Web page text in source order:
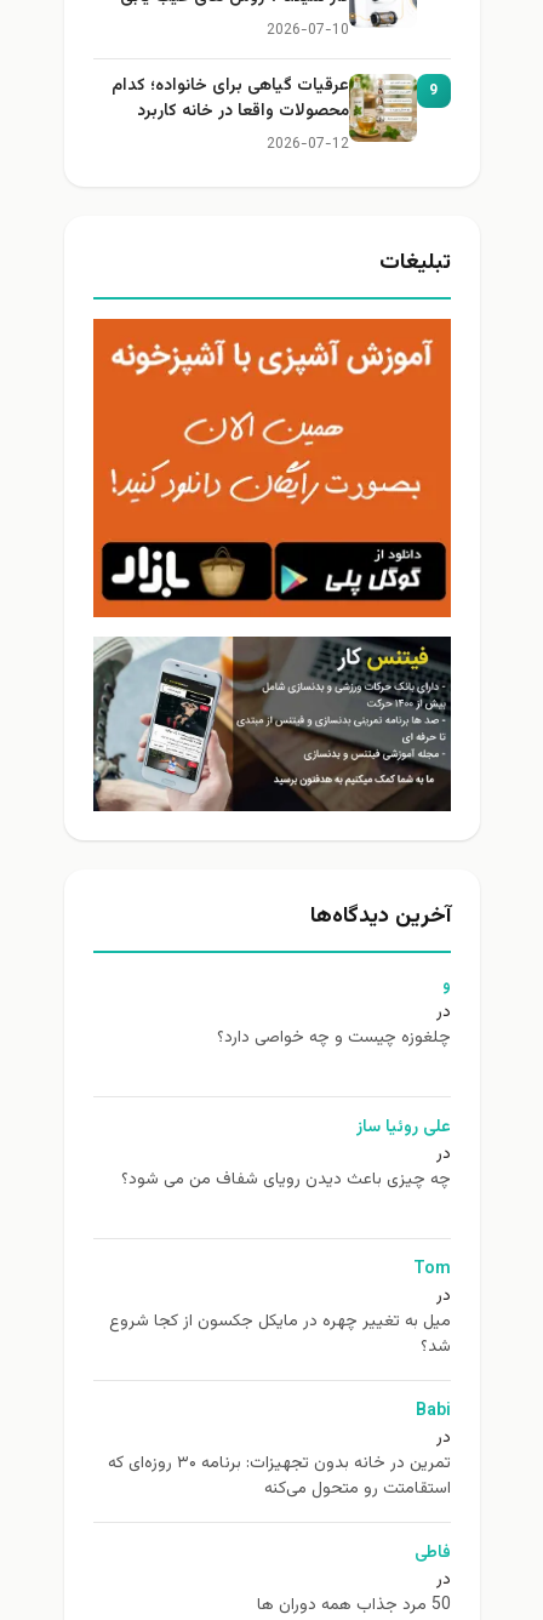
2026-07-10
9
عرقیات گیاهی برای خانواده؛ کدام
محصولات واقعا در خانه کاربرد
دارند؟
2026-07-12
تبلیغات
آخرین دیدگاه‌ها
و
در
چلغوزه چیست و چه خواصی دارد؟
علی روئیا ساز
در
چه چیزی باعث دیدن رویای شفاف من می شود؟
Tom
در
ميل به تغيير چهره در مایکل جکسون از كجا شروع
شد؟
Babi
در
تمرین در خانه بدون تجهیزات: برنامه ۳۰ روزه‌ای که
استقامتت رو متحول می‌کنه
فاطی
در
50 مرد جذاب همه دوران ها